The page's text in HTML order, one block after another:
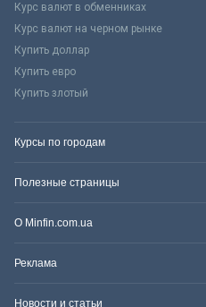
Курс валют в обменниках
Курс валют на черном рынке
Купить доллар
Купить евро
Купить злотый
Курсы по городам
Полезные страницы
О Minfin.com.ua
Реклама
Новости и статьи